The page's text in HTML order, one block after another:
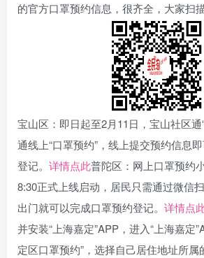
的官方口罩预约信息，很齐全，大家扫
宝山区：即日起至2月11日，宝山社区通
通线上“口罩预约”，线上提交预约信息
登记。 详情点此普陀区：网上口罩预约
8:30正式上线启动，居民只需通过微信
出门就可以完成口罩预约登记。 详情点
并安装“上海嘉定”APP，进入“上海嘉定
定区口罩预约”，选择自己居住地址所